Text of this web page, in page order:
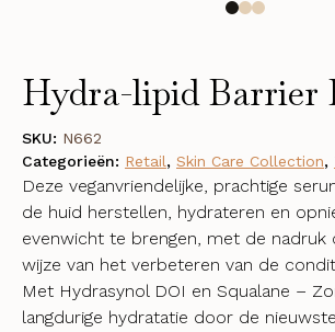
Hydra-lipid Barrier
Deze veganvriendelijke, prachtige
de huid herstellen, hydrateren en
evenwicht te brengen, met de nadruk
wijze van het verbeteren van de
Met Hydrasynol DOI en Squalane –
langdurige hydratatie door de
SKU: N662
Categorieën: Retail, Skin Care Collection,